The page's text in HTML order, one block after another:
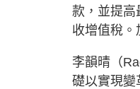
款，並提高
收增值稅。
李韻晴（
礎以實現變